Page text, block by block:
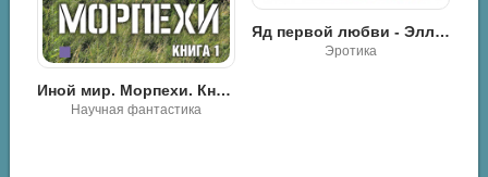
Иной мир. Морпехи. Книга первая - Айнур Галин
Научная фантастика
Яд первой любви - Элла Савицкая
Эротика